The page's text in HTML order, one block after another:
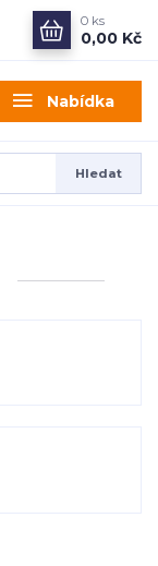
Nabídka
Hledat
0 ks
0,00 Kč